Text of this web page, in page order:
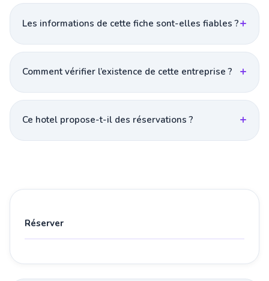
Les informations de cette fiche sont-elles fiables ?
Comment vérifier l’existence de cette entreprise ?
Ce hotel propose-t-il des réservations ?
Réserver